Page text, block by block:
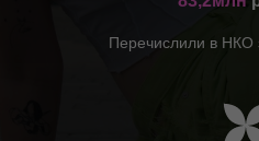
Перечислили в НКО